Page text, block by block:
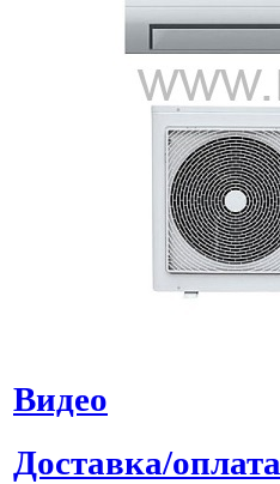
Видео
Доставка/оплата